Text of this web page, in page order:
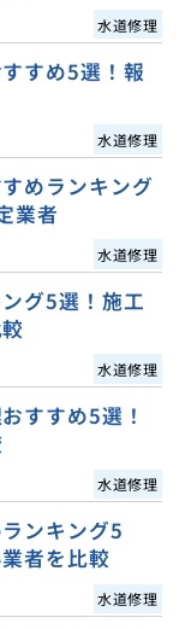
水道修理
すめ5選！報
水道修理
めランキング
業者
水道修理
グ5選！施工
水道修理
すすめ5選！
水道修理
ンキング5
者を比較
水道修理